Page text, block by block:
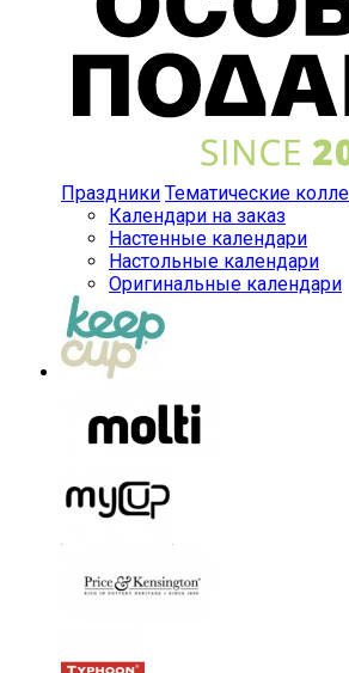
Праздники Тематические
Календари на заказ
Настенные календари
Настольные календари
Оригинальные календари